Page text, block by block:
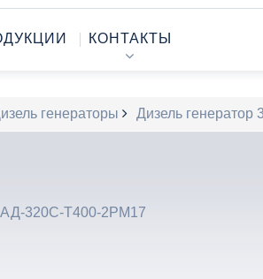
КОНТАКТЫ
генераторы Дизель генератор